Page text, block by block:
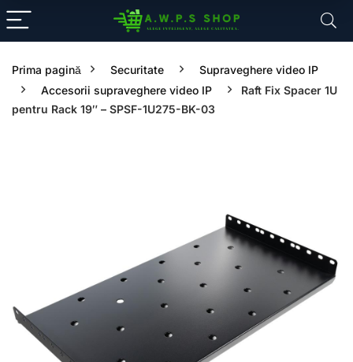
Prima pagină Securitate
Supraveghere video IP
Accesorii supraveghere video IP
Raft Fix Spacer 1U
pentru Rack 19″ – SPSF-1U275-BK-03